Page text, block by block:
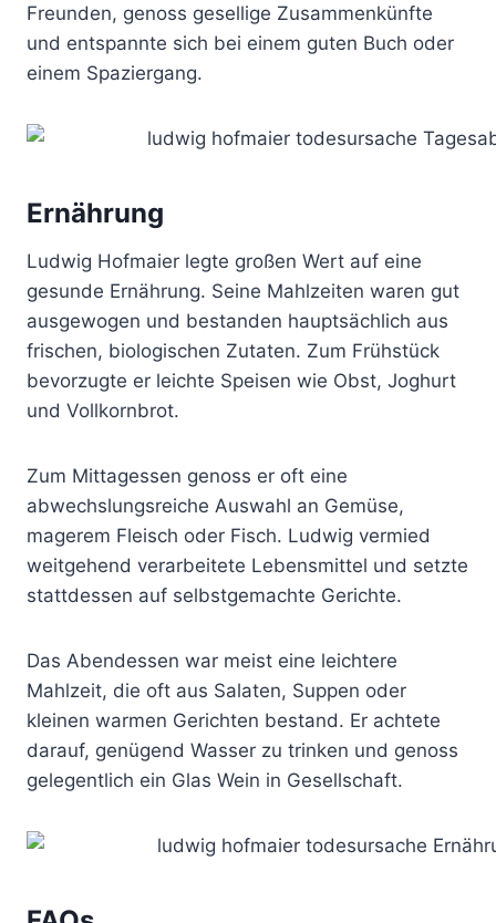
Freunden, genoss gesellige Zusammenkünfte
und entspannte sich bei einem guten Buch oder
einem Spaziergang.
Ernährung
Ludwig Hofmaier legte großen Wert auf eine
gesunde Ernährung. Seine Mahlzeiten waren gut
ausgewogen und bestanden hauptsächlich aus
frischen, biologischen Zutaten. Zum Frühstück
bevorzugte er leichte Speisen wie Obst, Joghurt
und Vollkornbrot.
Zum Mittagessen genoss er oft eine
abwechslungsreiche Auswahl an Gemüse,
magerem Fleisch oder Fisch. Ludwig vermied
weitgehend verarbeitete Lebensmittel und setzte
stattdessen auf selbstgemachte Gerichte.
Das Abendessen war meist eine leichtere
Mahlzeit, die oft aus Salaten, Suppen oder
kleinen warmen Gerichten bestand. Er achtete
darauf, genügend Wasser zu trinken und genoss
gelegentlich ein Glas Wein in Gesellschaft.